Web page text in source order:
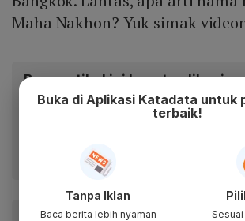
Maha Nakhon? Yuk simak
Baca artikel ini lewat aplikasi
Dapatkan pengalaman membaca lebih
fitur menarik lainnya lewat aplikasi mobile
#Zigi
Buka di Aplikasi Katadata untuk
terbaik!
Tanpa Iklan
Baca berita lebih nyaman Sesuai